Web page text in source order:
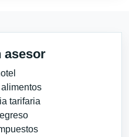
asesor
tarifaria